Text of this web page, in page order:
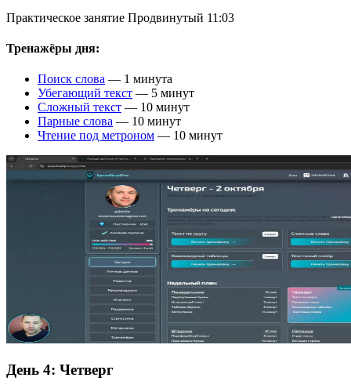
Практическое занятие Продвинутый 11:03
Тренажёры дня:
Поиск слова — 1 минута
Убегающий текст — 5 минут
Сложный текст — 10 минут
Парные слова — 10 минут
Чтение под метроном — 10 минут
День 4: Четверг